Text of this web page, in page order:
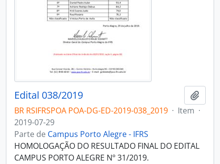
Edital 038/2019
BR RSIFRSPOA POA-DG-ED-2019-038_2019 · Item ·
2019-07-29
Parte de Campus Porto Alegre - IFRS
HOMOLOGAÇÃO DO RESULTADO FINAL DO EDITAL
CAMPUS PORTO ALEGRE Nº 31/2019.